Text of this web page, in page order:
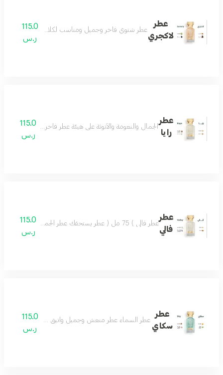
عطر
لاكجري
عطر شتوي فاخر وجميل ومناسب لكلا الجنسين عطر
115.0
ر.س
عطر
رايا
الجمال والنعومة والأنوثة على هيئة عطر فاخر مزيج من
115.0
ر.س
عطر
فالي
عطر فالي ) 75 مل ( عطر يستحقك عطر الجمال والروعة يسعد القلب تركيبة فاخرة مميزة تضفي ليومك مزيجاً من اللطف والجمال وروح السعادة.عطر فالي اختيار كل الناس
115.0
ر.س
عطر
سكاي
عطر السماء عطر منعش وجميل وانيق جدا عطرك في كل
115.0
ر.س